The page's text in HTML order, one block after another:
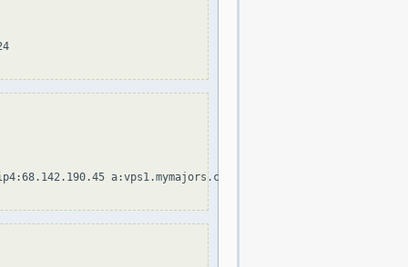
a:vps1.mymajors.com a:mail.mymajors.com